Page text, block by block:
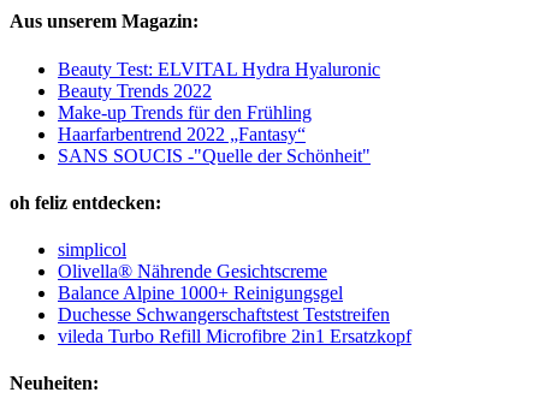
Aus unserem Magazin:
Beauty Test: ELVITAL Hydra Hyaluronic
Beauty Trends 2022
Make-up Trends für den Frühling
Haarfarbentrend 2022 „Fantasy“
SANS SOUCIS -"Quelle der Schönheit"
oh feliz entdecken:
simplicol
Olivella® Nährende Gesichtscreme
Balance Alpine 1000+ Reinigungsgel
Duchesse Schwangerschaftstest Teststreifen
vileda Turbo Refill Microfibre 2in1 Ersatzkopf
Neuheiten: